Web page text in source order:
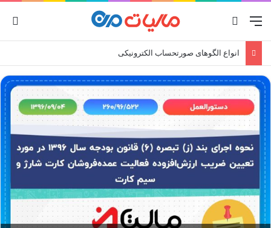
منو
انواع الگوهای صورتحساب الکترونیکی